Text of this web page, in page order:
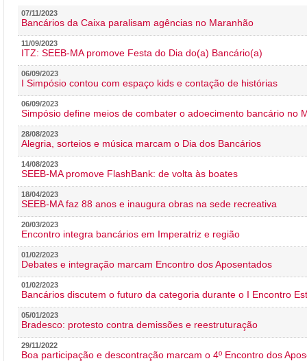
07/11/2023
Bancários da Caixa paralisam agências no Maranhão
11/09/2023
ITZ: SEEB-MA promove Festa do Dia do(a) Bancário(a)
06/09/2023
I Simpósio contou com espaço kids e contação de histórias
06/09/2023
Simpósio define meios de combater o adoecimento bancário no
28/08/2023
Alegria, sorteios e música marcam o Dia dos Bancários
14/08/2023
SEEB-MA promove FlashBank: de volta às boates
18/04/2023
SEEB-MA faz 88 anos e inaugura obras na sede recreativa
20/03/2023
Encontro integra bancários em Imperatriz e região
01/02/2023
Debates e integração marcam Encontro dos Aposentados
01/02/2023
Bancários discutem o futuro da categoria durante o I Encontro
05/01/2023
Bradesco: protesto contra demissões e reestruturação
29/11/2022
Boa participação e descontração marcam o 4º Encontro dos